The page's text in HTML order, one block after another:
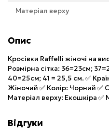
Матеріал верху
Опис
Кросівки Raffelli жіночі на
Розмірна сітка: 36=23см;
40=25см; 41 = 25,5 см. ✅
Жіночий ✅ Колір: Чорний ✅
Матеріал верху: Екошкіра ✅
Відгуки